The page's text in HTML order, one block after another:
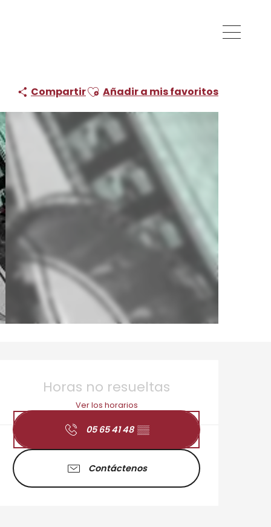
CompartirAjouter aux favoris
Añadir a mis favoritos
Horas no resueltas
Ver los horarios
05 65 41 48 ▒▒
Contáctenos